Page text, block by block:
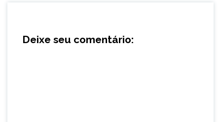
Deixe seu comentário: